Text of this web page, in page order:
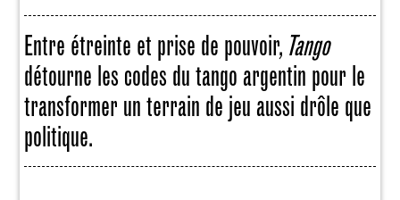
Entre étreinte et prise de pouvoir, Tango
détourne les codes du tango argentin pour le
transformer un terrain de jeu aussi drôle que
politique.